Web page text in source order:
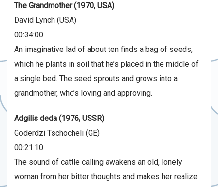
The Grandmother (1970, USA)
David Lynch (USA)
00:34:00
An imaginative lad of about ten finds a bag of seeds,
which he plants in soil that he’s placed in the middle of
a single bed. The seed sprouts and grows into a
grandmother, who’s loving and approving.
Adgilis deda (1976, USSR)
Goderdzi Tschocheli (GE)
00:21:10
The sound of cattle calling awakens an old, lonely
woman from her bitter thoughts and makes her realize